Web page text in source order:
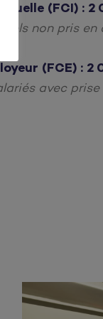
(FCI) :
non pris en
(FCE) : 2
avec